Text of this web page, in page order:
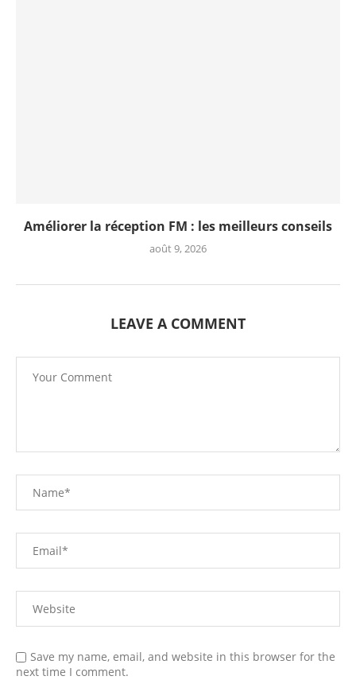
Améliorer la réception FM : les meilleurs conseils
août 9, 2026
LEAVE A COMMENT
Save my name, email, and website in this browser for the
next time I comment.